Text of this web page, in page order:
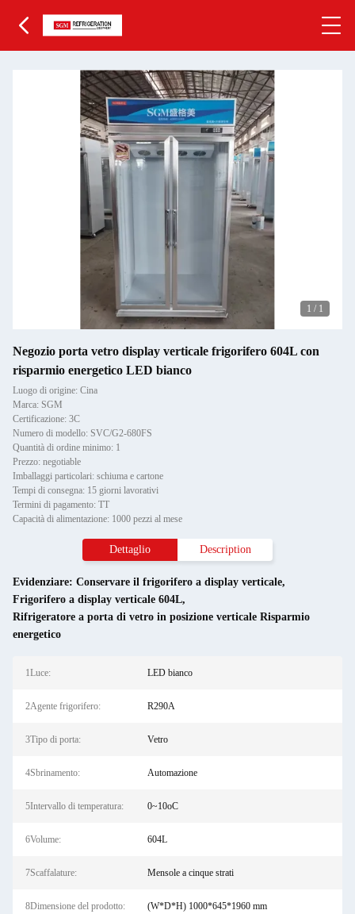
1 / 1
Negozio porta vetro display verticale frigorifero 604L con
risparmio energetico LED bianco
Luogo di origine: Cina
Marca: SGM
Certificazione: 3C
Numero di modello: SVC/G2-680FS
Quantità di ordine minimo: 1
Prezzo: negotiable
Imballaggi particolari: schiuma e cartone
Tempi di consegna: 15 giorni lavorativi
Termini di pagamento: TT
Capacità di alimentazione: 1000 pezzi al mese
Dettaglio Description
Evidenziare: Conservare il frigorifero a display verticale,
Frigorifero a display verticale 604L,
Rifrigeratore a porta di vetro in posizione verticale Risparmio
energetico
1Luce: LED bianco
2Agente frigorifero: R290A
3Tipo di porta: Vetro
4Sbrinamento: Automazione
5Intervallo di temperatura: 0~10oC
6Volume: 604L
7Scaffalature: Mensole a cinque strati
8Dimensione del prodotto: (W*D*H) 1000*645*1960 mm